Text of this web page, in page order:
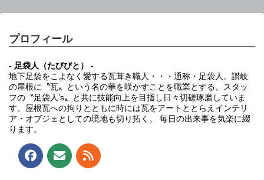
プロフィール
- 足袋人（たびびと） -
地下足袋をこよなく愛する瓦葺き職人・・・通称・足袋人。讃岐
の屋根に〝瓦〟という名の華を咲かすことを職業とする。スタッ
フの〝足袋人’s〟と共に技能向上を目指し日々切磋琢磨していま
す。屋根瓦への拘りとともに時には瓦をアートととらえインテリ
ア・オブジェとしての境地も切り拓く。 毎日の出来事を気楽に綴
ります。